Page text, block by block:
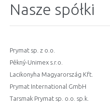
Nasze spółki
Prymat sp. z o.o.
Pěkný-Unimex s.r.o.
Lacikonyha Magyarország Kft.
Prymat International GmbH
Tarsmak Prymat sp. o.o. sp.k.